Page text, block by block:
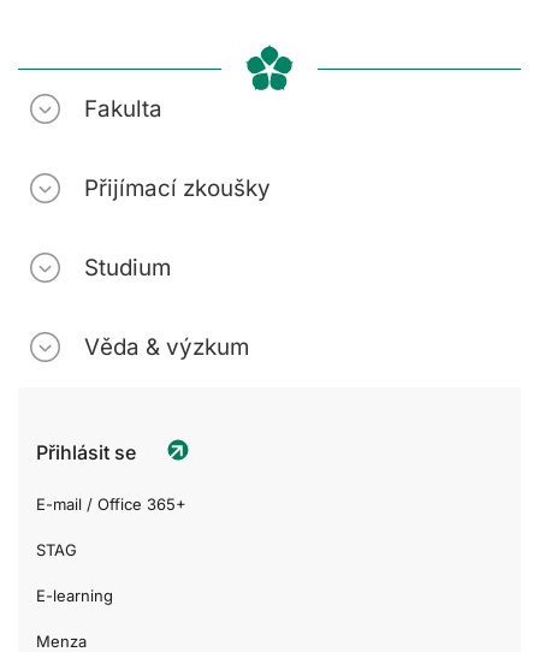
Fakulta
Přijímací zkoušky
Studium
Věda & výzkum
Přihlásit se
E-mail / Office 365+
STAG
E-learning
Menza